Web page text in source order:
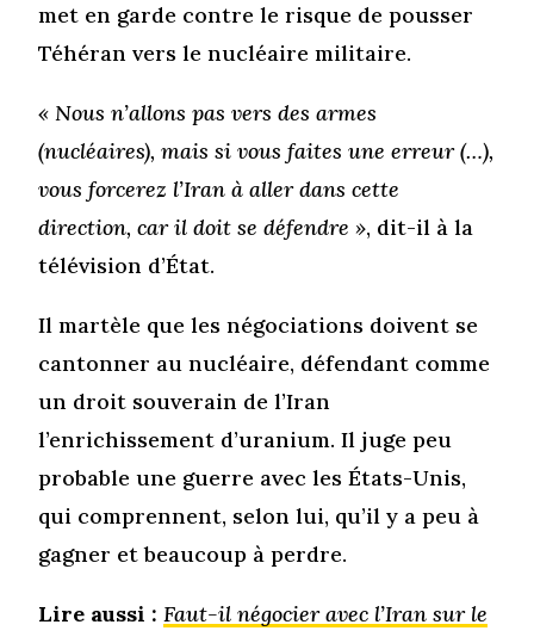
met en garde contre le risque de pousser
Téhéran vers le nucléaire militaire.
« Nous n’allons pas vers des armes
(nucléaires), mais si vous faites une erreur (…),
vous forcerez l’Iran à aller dans cette
direction, car il doit se défendre », dit-il à la
télévision d’État.
Il martèle que les négociations doivent se
cantonner au nucléaire, défendant comme
un droit souverain de l’Iran
l’enrichissement d’uranium. Il juge peu
probable une guerre avec les États-Unis,
qui comprennent, selon lui, qu’il y a peu à
gagner et beaucoup à perdre.
Lire aussi : Faut-il négocier avec l’Iran sur le